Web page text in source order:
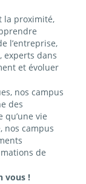
la proximité,
l’entreprise,
experts dans
et évoluer
nos campus
des
vie
nos campus
de
vous !